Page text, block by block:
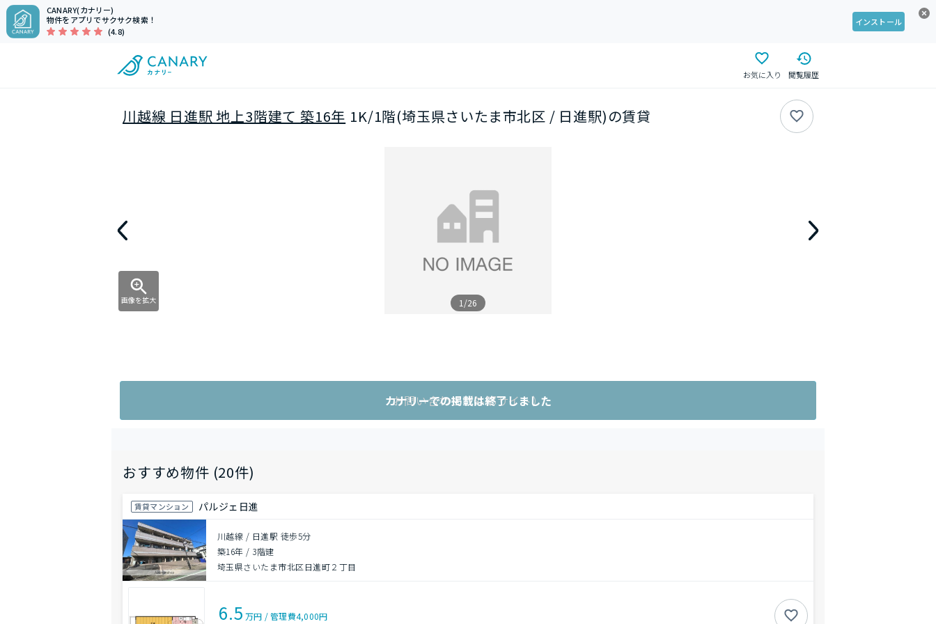
CANARY(カナリー)
物件をアプリでサクサク検索！
(4.8)
インストール
お気に入り 閲覧履歴
川越線 日進駅 地上3階建て 築16年 1K/1階(埼玉県さいたま市北区 / 日進駅)の賃貸
画像を拡大 1/26
お問い合わせ（外部サイト）
カナリーでの掲載は終了しました
おすすめ物件 (20件)
賃貸マンション パルジェ日進
川越線 / 日進駅 徒歩5分
築16年 / 3階建
埼玉県さいたま市北区日進町２丁目
6.5 万円 /管理費4,000円